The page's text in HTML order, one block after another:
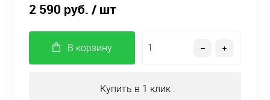
2 590 руб. / шт
В корзину
Купить в 1 клик